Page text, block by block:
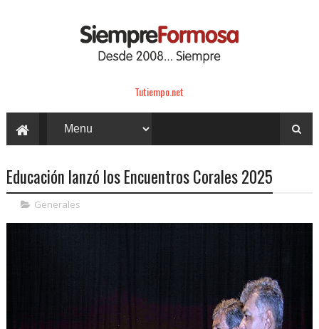
Tutiempo.net
Educación lanzó los Encuentros Corales 2025
Generales